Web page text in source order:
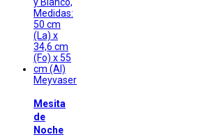
Meyvaser
Mesita
de
Noche